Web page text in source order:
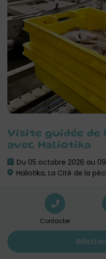
Visite guidée de
avec Haliotika
Du 05 octobre 2026 au
Haliotika, La Cité de la
Contacter